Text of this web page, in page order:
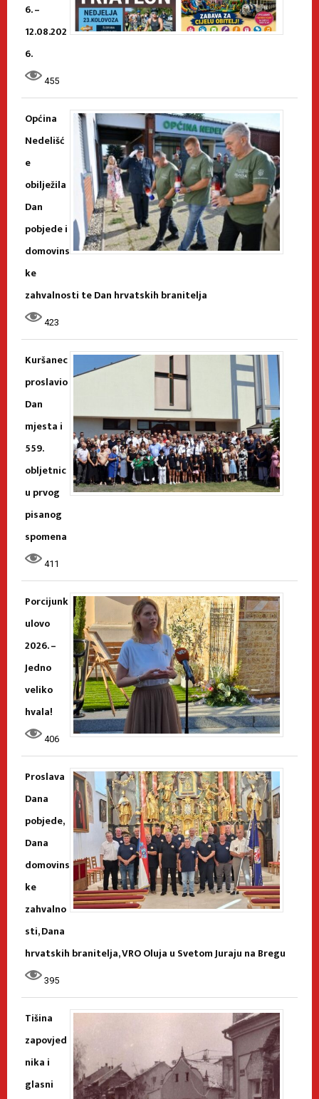
6. –
12.08.202
6.
455
Općina
Nedelišć
e
obilježila
Dan
pobjede i
domovins
ke
zahvalnosti te Dan hrvatskih branitelja
423
Kuršanec
proslavio
Dan
mjesta i
559.
obljetnic
u prvog
pisanog
spomena
411
Porcijunk
ulovo
2026. –
Jedno
veliko
hvala!
406
Proslava
Dana
pobjede,
Dana
domovins
ke
zahvalno
sti, Dana
hrvatskih branitelja, VRO Oluja u Svetom Juraju na Bregu
395
Tišina
zapovjed
nika i
glasni